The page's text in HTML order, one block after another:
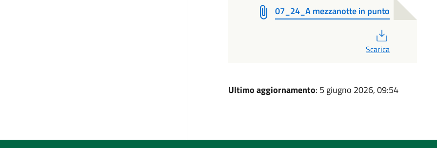
07_24_A mezzanotte in punto
Scarica
Ultimo aggiornamento: 5 giugno 2026, 09:54